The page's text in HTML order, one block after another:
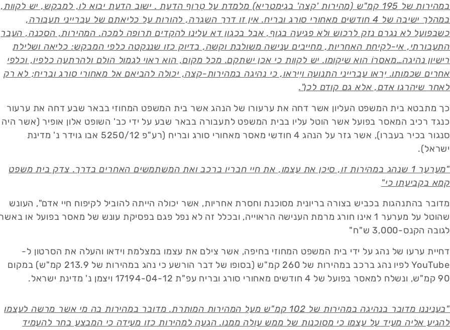
במהירות של 195 קמ"ש (מהירות 'קצה' בגימטריא) מלמדת על טֵרוף הדעת . ישוב הדעת יבוא לו, למבקש, יש לקוות,
במהלך ישיבה של 4 חודשים מאחורי סורג ובריח. אין זו דרך השגרה, להורות על כליאתם של עברייני תעבורה,
כשבפועל לא נגרם נזק לרכוש ולא פגיעה בגוף, אבל בכגון דא עלינו להקדים תרופה למכה. המהירות, הסכנה, העבר
התעבורתי, אי-לקיחת האחריות, מחייבים ענישה משולבת וקשה, בדיוק כזו שננקטה כלפי המבקש: כליאה ושלילת
רישיון נהיגה…מאסרוֹ הוא שיקומו. יש לקוות כי אכן ישתקם. מכל מקום, הוא ראוי לגמול הולם ולהרתעה כלפיו, וכלפי
אחרים שכמותו. יִראו עברייני התנועה ויִיראו, כי נהיגה במהירות-קצה, יכולה להביאם אל מאחורי סורג ובריח; לא רק
לאחר שיהרגו אדם, אלא גם קודם לכן".
​כך מתבטא בית המשפט העליון אשר דחה את ערעורו של הנהג אשר בית המשפט המחוזי בבאר שבע דחה את ערעור
כנגד רכיב המאסר בפועל אשר הוטל עליו בבית המשפט לתעבורה בבאר שבע על ידי כב' השופט אלון אופיר (אשר היה
סנגור בכיר בעברו), אשר גזר על הנהג 4 חודשי מאסר מאחורי סורג ובריח (רע"פ 5250/12 אבו גוידר נ' מדינת
ישראל).
"מערער 1 שנהג במהירות זו, סיכן את עצמו, את חיי חבריו ברכב ואת המשתמשים האחרים בדרך. צדק בית משפט
קמא בקביעתו כי"
מדובר בהתנהגות בכביש בצורה בריונית מסוכנת וחסרת אחריות, אשר יכולה הייתה להוביל לקיפוח חיי אדם", העונש
שהוטל על מערער 1 אינו חורג מרמת הענישה הראוייה, ובכלל זה לא נפל פגם בפסיקת עונש של מאסר בפועל או באשר
לגובה הקנס-3,000 ש"ח"
דחיית ערעו של נהג על ידי בית המשפט המחוזי בחיפה, אשר צילם את עצמו במצלמת וידאו והעלה את הסרטון ל-
YouTube לפיו נהג ברכב במהירות של 260 קמ"ש (בסופו של דבר הורשע כי נהג במהירות של 213.9 קמ"ש) במקום
90 קמ"ש, ונשלח למאסר בפועל של 4 חודשים מאחורי סורג ובריח עפ"ת 17194-04-12 ויצמן נ' מדינת ישראל.
"בעניננו מדובר בנהיגה במהירות של 102 קמ"ש מעל המהירות המותרת. מדובר במהירות בה מי אשר מרשה לעצמו
להגיע אליה מעיד על עצמו כי מסוכנות של ממש עולה ממנו. הגעה למהירות כזו מעידה כי המבצע בחר להעמיד